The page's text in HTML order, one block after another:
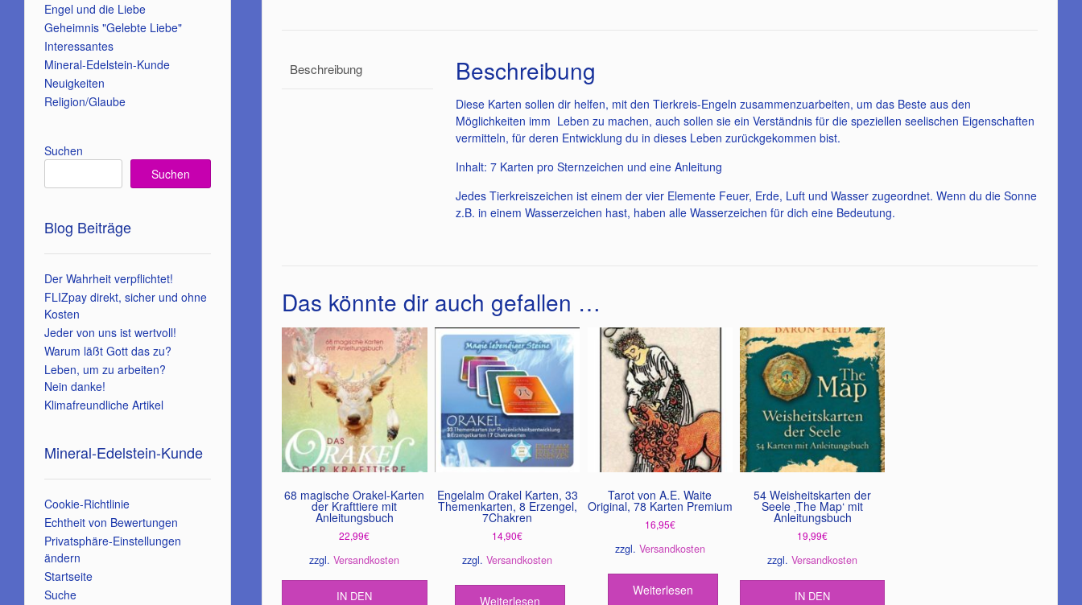
Beschreibung Beschreibung
Diese Karten sollen dir helfen, mit den Tierkreis-Engeln zusammenzuarbeiten, um das Beste aus den
Möglichkeiten imm Leben zu machen, auch sollen sie ein Verständnis für die speziellen seelischen Eigenschaften
vermitteln, für deren Entwicklung du in dieses Leben zurückgekommen bist.
Inhalt: 7 Karten pro Sternzeichen und eine Anleitung
Jedes Tierkreiszeichen ist einem der vier Elemente Feuer, Erde, Luft und Wasser zugeordnet. Wenn du die Sonne
z.B. in einem Wasserzeichen hast, haben alle Wasserzeichen für dich eine Bedeutung.
Das könnte dir auch gefallen …
68 magische Orakel-Karten
der Krafttiere mit
Anleitungsbuch
22,99€
zzgl.Versandkosten
IN DEN
Engelalm Orakel Karten, 33
Themenkarten, 8 Erzengel,
7Chakren
14,90€
zzgl.Versandkosten
Weiterlesen
Tarot von A.E. Waite
Original, 78 Karten Premium
16,95€
zzgl. Versandkosten
Weiterlesen
54 Weisheitskarten der
Seele ‚The Map‘ mit
Anleitungsbuch
19,99€
zzgl.Versandkosten
IN DEN
Engel und die Liebe
Geheimnis "Gelebte Liebe"
Interessantes
Mineral-Edelstein-Kunde
Neuigkeiten
Religion/Glaube
Suchen
Suchen
Blog Beiträge
Der Wahrheit verpflichtet!
FLIZpay direkt, sicher und ohne
Kosten
Jeder von uns ist wertvoll!
Warum läßt Gott das zu?
Leben, um zu arbeiten?
Nein danke!
Klimafreundliche Artikel
Mineral-Edelstein-Kunde
Cookie-Richtlinie
Echtheit von Bewertungen
Privatsphäre-Einstellungen
ändern
Startseite
Suche